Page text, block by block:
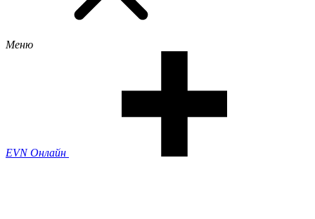
Меню
EVN Онлайн